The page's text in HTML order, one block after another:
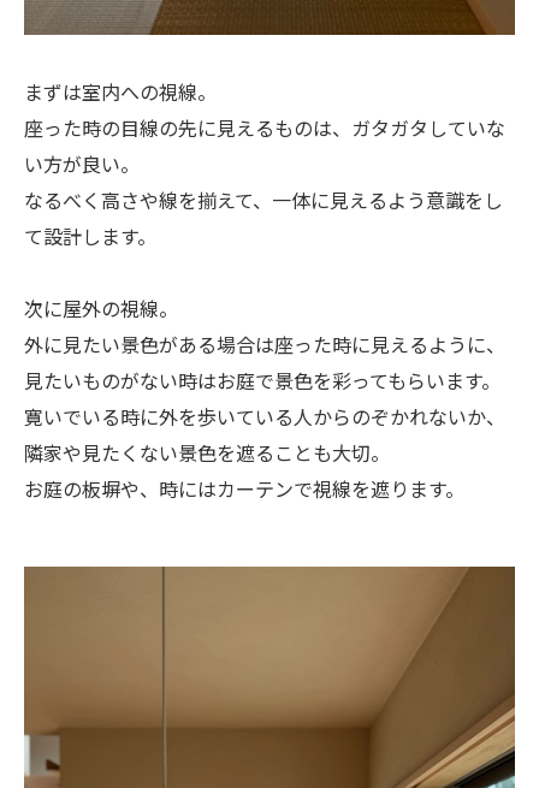
まずは室内への視線。
座った時の目線の先に見えるものは、ガタガタしていな
い方が良い。
なるべく高さや線を揃えて、一体に見えるよう意識をし
て設計します。
次に屋外の視線。
外に見たい景色がある場合は座った時に見えるように、
見たいものがない時はお庭で景色を彩ってもらいます。
寛いでいる時に外を歩いている人からのぞかれないか、
隣家や見たくない景色を遮ることも大切。
お庭の板塀や、時にはカーテンで視線を遮ります。